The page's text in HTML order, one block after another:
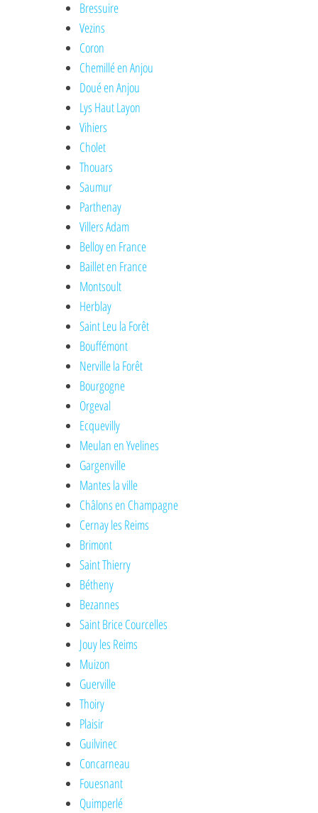
Bressuire
Vezins
Coron
Chemillé en Anjou
Doué en Anjou
Lys Haut Layon
Vihiers
Cholet
Thouars
Saumur
Parthenay
Villers Adam
Belloy en France
Baillet en France
Montsoult
Herblay
Saint Leu la Forêt
Bouffémont
Nerville la Forêt
Bourgogne
Orgeval
Ecquevilly
Meulan en Yvelines
Gargenville
Mantes la ville
Châlons en Champagne
Cernay les Reims
Brimont
Saint Thierry
Bétheny
Bezannes
Saint Brice Courcelles
Jouy les Reims
Muizon
Guerville
Thoiry
Plaisir
Guilvinec
Concarneau
Fouesnant
Quimperlé